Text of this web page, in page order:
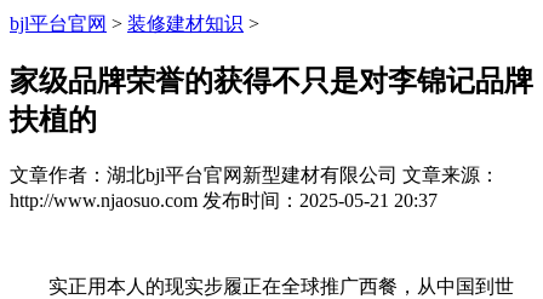
bjl平台官网 > 装修建材知识 >
家级品牌荣誉的获得不只是对李锦记品牌
扶植的
文章作者：湖北bjl平台官网新型建材有限公司 文章来源：
http://www.njaosuo.com 发布时间：2025-05-21 20:37
实正用本人的现实步履正在全球推广西餐，从中国到世